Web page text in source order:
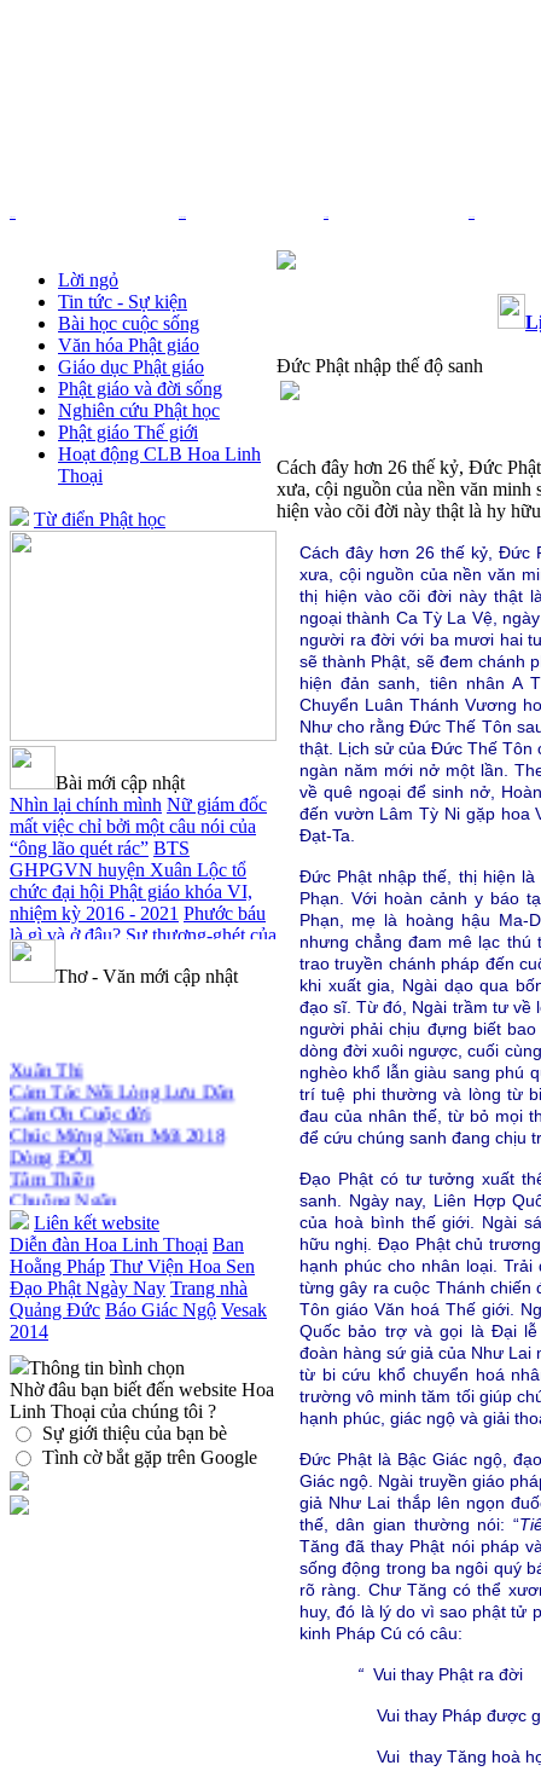
Lời ngỏ
Tin tức - Sự kiện
Bài học cuộc sống
Văn hóa Phật giáo
Giáo dục Phật giáo
Phật giáo và đời sống
Nghiên cứu Phật học
Phật giáo Thế giới
Hoạt động CLB Hoa Linh
Thoại
Từ điển Phật học
Bài mới cập nhật
Nhìn lại chính mình Nữ giám đốc
mất việc chỉ bởi một câu nói của
“ông lão quét rác” BTS
GHPGVN huyện Xuân Lộc tổ
chức đại hội Phật giáo khóa VI,
nhiệm kỳ 2016 - 2021 Phước báu
là gì và ở đâu? Sự thương-ghét của
con người
Cải đạo: Nguyên nhân & giải pháp
Tịnh xá Ngọc Đăng khai giảng
Thiền dành cho Người bận rộn
Thơ - Văn mới cập nhật
Cảm Tác Nỗi Lòng Lưu Dân
Cảm Ơn Cuộc đời
Chúc Mừng Năm Mới 2018
Dòng ĐỜI
Tâm Thiền
Chuông Ngân
Kính mừng Phật Đản
Anh không chết đâu em
Kiếp này
Liên kết website
Diễn đàn Hoa Linh Thoại Ban
Hoằng Pháp Thư Viện Hoa Sen
Đạo Phật Ngày Nay Trang nhà
Quảng Đức Báo Giác Ngộ Vesak
2014
Thông tin bình chọn
Nhờ đâu bạn biết đến website Hoa
Linh Thoại của chúng tôi ?
Sự giới thiệu của bạn bè
Tình cờ bắt gặp trên Google
Đức Phật nhập thế độ sanh
Cách đây hơn 26 thế kỷ, Đức
xưa, cội nguồn của nền văn
hiện vào cõi đời này thật là hy
Cách đây hơn 26 thế kỷ, Đức
xưa, cội nguồn của nền văn
thị hiện vào cõi đời này thật
ngoại thành Ca Tỳ La Vệ,
người ra đời với ba mươi hai
sẽ thành Phật, sẽ đem chánh
hiện đản sanh, tiên nhân A
Chuyển Luân Thánh Vương
Như cho rằng Đức Thế Tôn
thật. Lịch sử của Đức Thế Tôn
ngàn năm mới nở một lần.
về quê ngoại để sinh nở,
đến vườn Lâm Tỳ Ni gặp hoa
Đạt-Ta.
Đức Phật nhập thế, thị hiện
Phạn. Với hoàn cảnh y báo
Phạn, mẹ là hoàng hậu Ma-
nhưng chẳng đam mê lạc
trao truyền chánh pháp đến
khi xuất gia, Ngài dạo qua
đạo sĩ. Từ đó, Ngài trầm tư về
người phải chịu đựng biết
dòng đời xuôi ngược, cuối
nghèo khổ lẫn giàu sang phú
trí tuệ phi thường và lòng từ
đau của nhân thế, từ bỏ mọi
để cứu chúng sanh đang
Đạo Phật có tư tưởng xuất
sanh. Ngày nay, Liên Hợp
của hoà bình thế giới. Ngài
hữu nghị. Đạo Phật chủ
hạnh phúc cho nhân loại.
từng gây ra cuộc Thánh
Tôn giáo Văn hoá Thế giới.
Quốc bảo trợ và gọi là Đại
đoàn hàng sứ giả của Như Lai
từ bi cứu khổ chuyển hoá
trường vô minh tăm tối giúp
hạnh phúc, giác ngộ và giải
Đức Phật là Bậc Giác ngộ,
Giác ngộ. Ngài truyền giáo
giả Như Lai thắp lên ngọn
thế, dân gian thường nói: “
Tăng đã thay Phật nói pháp
sống động trong ba ngôi quý
rõ ràng. Chư Tăng có thể
huy, đó là lý do vì sao phật tử
kinh Pháp Cú có câu:
“ Vui thay Phật ra đời
Vui thay Pháp được
Vui thay Tăng hoà